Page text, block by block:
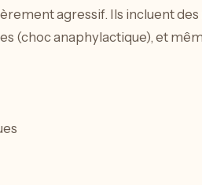
agressif. Ils incluent
(choc anaphylactique), et